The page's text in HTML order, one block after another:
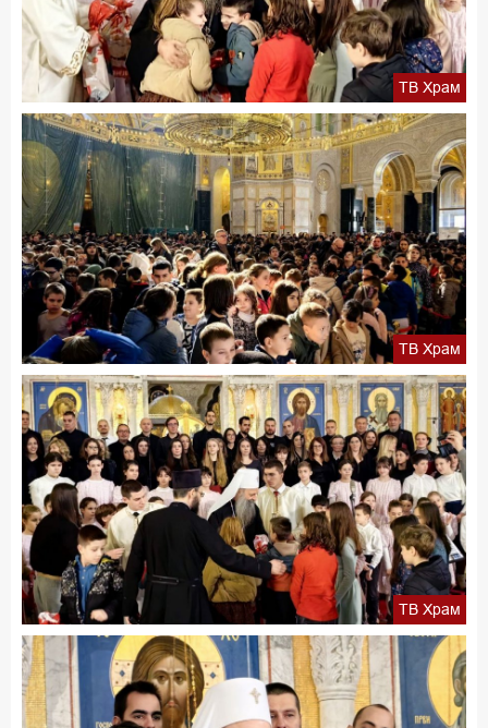
ТВ Храм
ТВ Храм
ТВ Храм